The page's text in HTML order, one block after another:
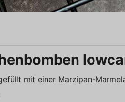
mit einer Marzipan-